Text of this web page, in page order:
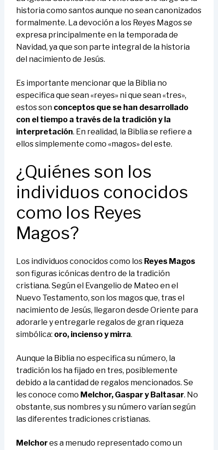
historia como santos aunque no sean canonizados
formalmente. La devoción a los Reyes Magos se
expresa principalmente en la temporada de
Navidad, ya que son parte integral de la historia
del nacimiento de Jesús.
Es importante mencionar que la Biblia no
especifica que sean «reyes» ni que sean «tres»,
estos son conceptos que se han desarrollado
con el tiempo a través de la tradición y la
interpretación. En realidad, la Biblia se refiere a
ellos simplemente como «magos» del este.
¿Quiénes son los
individuos conocidos
como los Reyes
Magos?
Los individuos conocidos como los Reyes Magos
son figuras icónicas dentro de la tradición
cristiana. Según el Evangelio de Mateo en el
Nuevo Testamento, son los magos que, tras el
nacimiento de Jesús, llegaron desde Oriente para
adorarle y entregarle regalos de gran riqueza
simbólica: oro, incienso y mirra.
Aunque la Biblia no especifica su número, la
tradición los ha fijado en tres, posiblemente
debido a la cantidad de regalos mencionados. Se
les conoce como Melchor, Gaspar y Baltasar. No
obstante, sus nombres y su número varían según
las diferentes tradiciones cristianas.
Melchores a menudo representado como un